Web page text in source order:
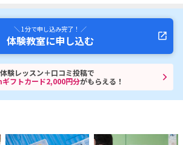
＼ 1分で申し込み完了！ ／
体験教室に申し込む
体験レッスン＋口コミ投稿で
フトカード2,000円分がもらえる！